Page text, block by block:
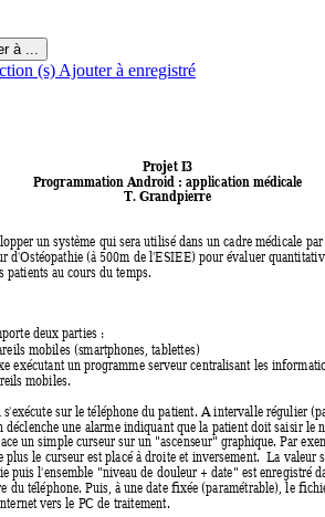
à ...
(s) Ajouter à enregistré
Projet I3
Programmation Android : application médicale
T. Grandpierre
un système qui sera utilisé dans un cadre médicale
d'Ostéopathie (à 500m de l'ESIEE) pour évaluer quantitati
patients au cours du temps.
deux parties :
mobiles (smartphones, tablettes)
exécutant un programme serveur centralisant les
mobiles.
sur le téléphone du patient. A intervalle régulier
déclenche une alarme indiquant que la patient doit saisir le
un simple curseur sur un "ascenseur" graphique. Par ex
plus le curseur est placé à droite et inversement. La valeur
puis l'ensemble "niveau de douleur + date" est enregistré
du téléphone. Puis, à une date fixée (paramétrable), le
vers le PC de traitement.